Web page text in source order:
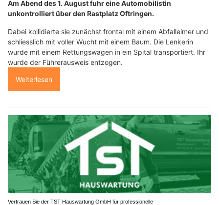
Am Abend des 1. August fuhr eine Automobilistin
unkontrolliert über den Rastplatz Oftringen.
Dabei kollidierte sie zunächst frontal mit einem Abfalleimer und
schliesslich mit voller Wucht mit einem Baum. Die Lenkerin
wurde mit einem Rettungswagen in ein Spital transportiert. Ihr
wurde der Führerausweis entzogen.
Weiterlesen
Vertrauen Sie der TST Hauswartung GmbH für professionelle